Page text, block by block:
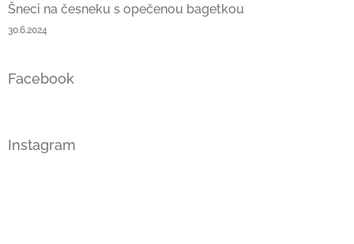
Šneci na česneku s opečenou bagetkou
30.6.2024
Facebook
Instagram